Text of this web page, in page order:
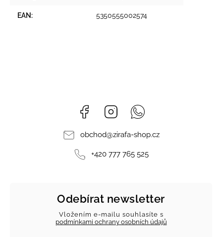
EAN: 5350555002574
Facebook Instagram
obchod@zirafa-shop.cz
+420 777 765 525
Odebírat newsletter
Vložením e-mailu souhlasíte s
podmínkami ochrany osobních údajů